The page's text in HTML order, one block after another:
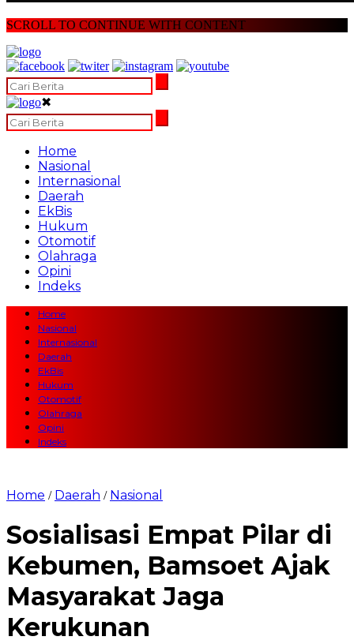
SCROLL TO CONTINUE WITH CONTENT
✖
Home
Nasional
Internasional
Daerah
EkBis
Hukum
Otomotif
Olahraga
Opini
Indeks
Home
Nasional
Internasional
Daerah
EkBis
Hukum
Otomotif
Olahraga
Opini
Indeks
Home / Daerah / Nasional
Sosialisasi Empat Pilar di
Kebumen, Bamsoet Ajak
Masyarakat Jaga
Kerukunan